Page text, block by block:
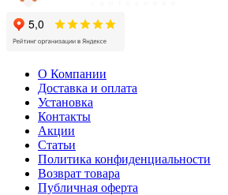
О Компании
Доставка и оплата
Установка
Контакты
Акции
Статьи
Политика конфиденциальности
Возврат товара
Публичная оферта